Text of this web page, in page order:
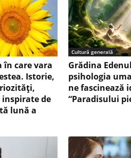
în care vara
Istorie,
inspirate de
lună a
Cultură generală
Grădina
psihologia
ne fascinează
“Paradisului